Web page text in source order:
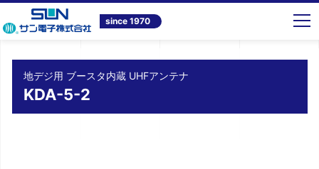
since 1970
トップ 商品情報 テレビ共同受信システム機器 地デジ用 ブースタ内蔵 UHFアンテナ KDA-5-2
地デジ用 ブースタ内蔵 UHFアンテナ
KDA-5-2